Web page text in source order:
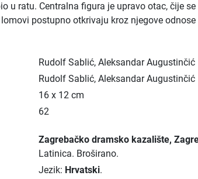
u ratu. Centralna figura je upravo otac, čije
postupno otkrivaju kroz njegove
Rudolf Sablić, Aleksandar Augustinčić
Rudolf Sablić, Aleksandar Augustinčić
16 x 12 cm
62
Zagrebačko dramsko kazalište,
Latinica. Broširano.
Jezik: Hrvatski.